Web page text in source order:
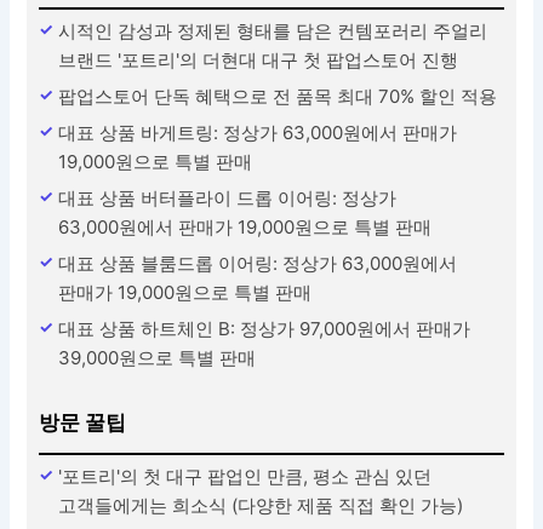
시적인 감성과 정제된 형태를 담은 컨템포러리 주얼리
브랜드 '포트리'의 더현대 대구 첫 팝업스토어 진행
팝업스토어 단독 혜택으로 전 품목 최대 70% 할인 적용
대표 상품 바게트링: 정상가 63,000원에서 판매가
19,000원으로 특별 판매
대표 상품 버터플라이 드롭 이어링: 정상가
63,000원에서 판매가 19,000원으로 특별 판매
대표 상품 블룸드롭 이어링: 정상가 63,000원에서
판매가 19,000원으로 특별 판매
대표 상품 하트체인 B: 정상가 97,000원에서 판매가
39,000원으로 특별 판매
방문 꿀팁
'포트리'의 첫 대구 팝업인 만큼, 평소 관심 있던
고객들에게는 희소식 (다양한 제품 직접 확인 가능)